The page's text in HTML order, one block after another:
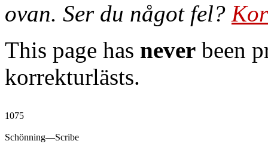
ovan. Ser du något fel?
This page has never been
korrekturlästs.
1075
Schönning—Scribe